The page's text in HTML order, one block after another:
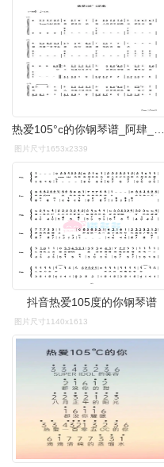
热爱105°c的你钢琴谱_阿肆_降b调 _流行钢琴双手简谱_钢琴谱|钢琴
图片尺寸1653x2339
抖音热爱105度的你钢琴谱
图片尺寸1140x1613